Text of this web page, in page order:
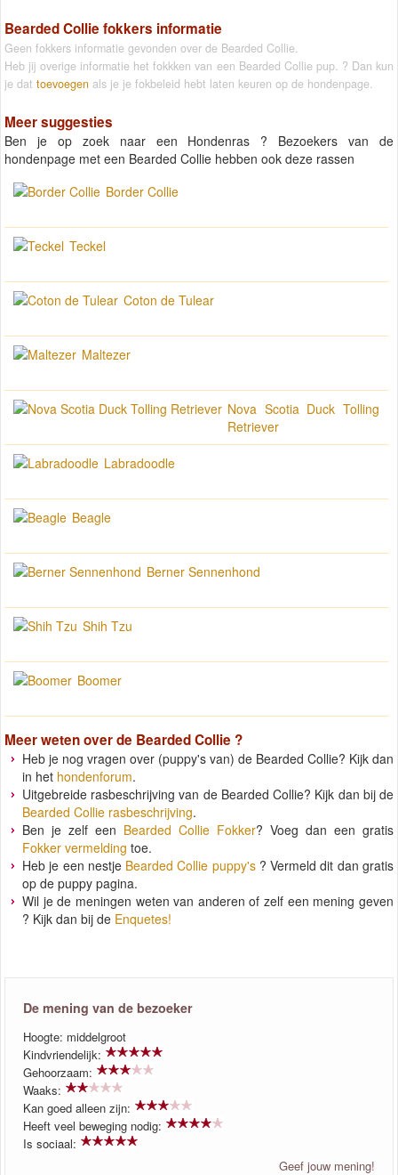
Bearded Collie fokkers informatie
Geen fokkers informatie gevonden over de Bearded Collie.
Heb jij overige informatie het fokkken van een Bearded Collie pup. ? Dan kun
je dat toevoegen als je je fokbeleid hebt laten keuren op de hondenpage.
Meer suggesties
Ben je op zoek naar een Hondenras ? Bezoekers van de
hondenpage met een Bearded Collie hebben ook deze rassen
Border Collie
Teckel
Coton de Tulear
Maltezer
Nova Scotia Duck Tolling
Retriever
Labradoodle
Beagle
Berner Sennenhond
Shih Tzu
Boomer
Meer weten over de Bearded Collie ?
Heb je nog vragen over (puppy's van) de Bearded Collie? Kijk dan
in het hondenforum.
Uitgebreide rasbeschrijving van de Bearded Collie? Kijk dan bij de
Bearded Collie rasbeschrijving.
Ben je zelf een Bearded Collie Fokker? Voeg dan een gratis
Fokker vermelding toe.
Heb je een nestje Bearded Collie puppy's? Vermeld dit dan gratis
op de puppy pagina.
Wil je de meningen weten van anderen of zelf een mening geven
? Kijk dan bij de Enquetes!
De mening van de bezoeker
Hoogte: middelgroot
Kindvriendelijk:
Gehoorzaam:
Waaks:
Kan goed alleen zijn:
Heeft veel beweging nodig:
Is sociaal:
Geef jouw mening!